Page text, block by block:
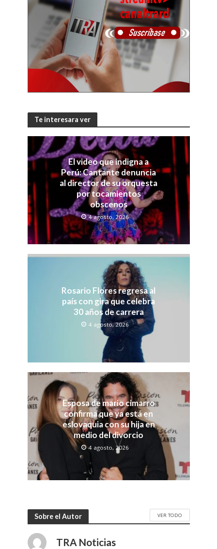
Te interesara ver
El video que indigna a
Perú: Cantante denuncia
al director de su orquesta
por tocamientos
obscenos
4 agosto, 2026
Rosario Flores regresa al
país con gira que celebra
30 años de carrera
4 agosto, 2026
Esposa de mario cimarro
confirma que ya está en
eslovaquia con su hija en
medio del divorcio
4 agosto, 2026
Sobre el Autor VER TODO
TRA Noticias